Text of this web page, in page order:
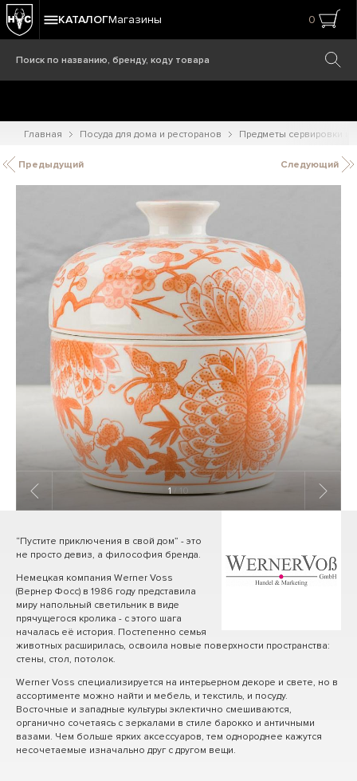
КАТАЛОГМагазины 0
Главная Посуда для дома и ресторанов Предметы сервировки и
Предыдущий Следующий
1/ 10
“Пустите приключения в свой дом” - это
не просто девиз, а философия бренда.
Немецкая компания Werner Voss
(Вернер Фосс) в 1986 году представила
миру напольный светильник в виде
прячущегося кролика - с этого шага
началась её история. Постепенно семья
животных расширилась, освоила новые поверхности пространства:
стены, стол, потолок.
Werner Voss специализируется на интерьерном декоре и свете, но в
ассортименте можно найти и мебель, и текстиль, и посуду.
Восточные и западные культуры эклектично смешиваются,
органично сочетаясь с зеркалами в стиле барокко и античными
вазами. Чем больше ярких аксессуаров, тем однороднее кажутся
несочетаемые изначально друг с другом вещи.